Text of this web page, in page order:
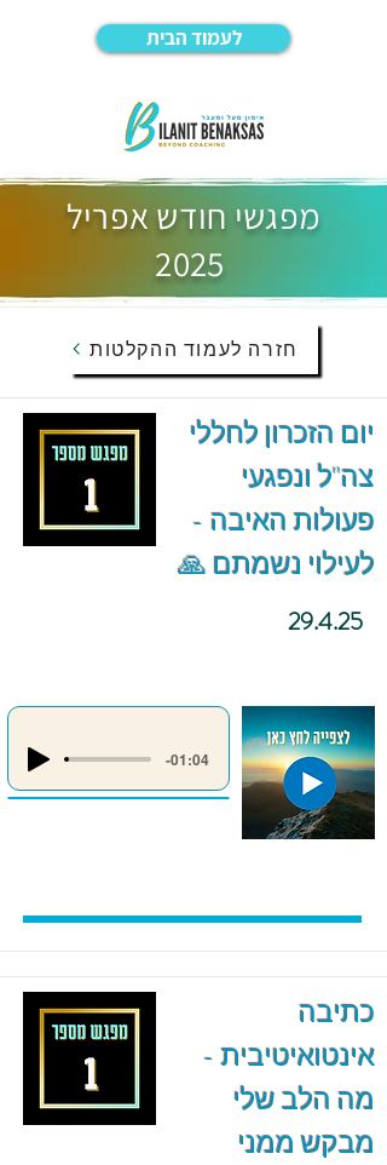
לעמוד הבית
מפגשי חודש אפריל
חזרה לעמוד ההקלטות
יום הזכרון לחללי
צה"ל ונפגעי
פעולות האיבה -
לעילוי נשמתם 🙏
29.4.25
-01:04
כתיבה
אינטואיטיבית -
מה הלב שלי
מבקש ממני